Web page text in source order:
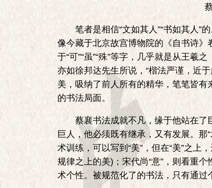
笔者是相信“文如其人”“书如其人”的
像今藏于北京故宫博物院的《自书诗
于“可”“虽”“殊”等字，几乎就是从王羲
亦如徐邦达先生所说，“楷法严谨，近
美，吸纳了前人所有的精华，笔笔皆
的书法局面。
蔡襄书法成就不凡，缘于他站在了
巨人，他必须既有继承，又有发展。那
术训练，可以写到“美”，但在“美”之上
规律之上的美)；宋代尚“意”，则看重
术个性。被规范化了的书法，只有通过